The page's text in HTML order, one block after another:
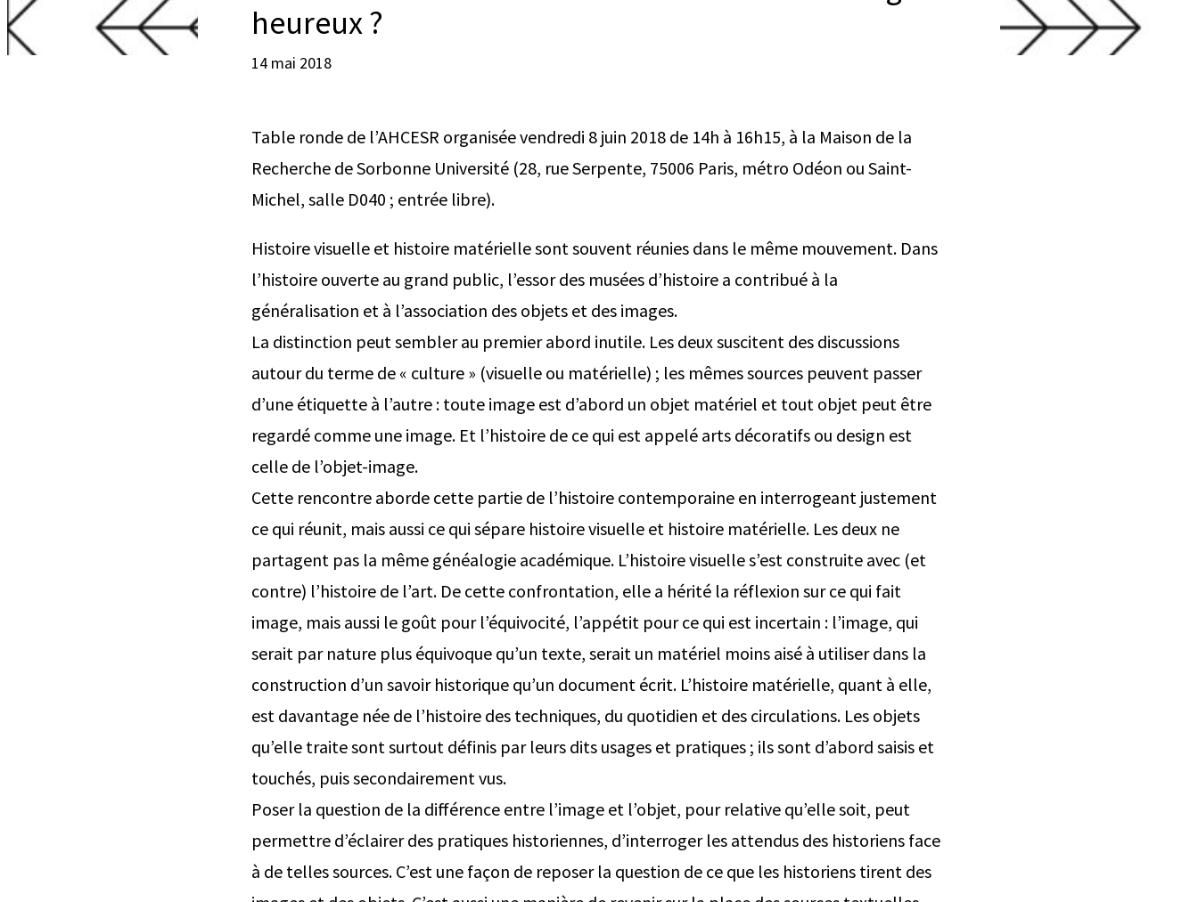
heureux ?
14 mai 2018
Table ronde de l’AHCESR organisée vendredi 8 juin 2018 de 14h à 16h15, à la Maison de la
Recherche de Sorbonne Université (28, rue Serpente, 75006 Paris, métro Odéon ou Saint-
Michel, salle D040 ; entrée libre).
Histoire visuelle et histoire matérielle sont souvent réunies dans le même mouvement. Dans
l’histoire ouverte au grand public, l’essor des musées d’histoire a contribué à la
généralisation et à l’association des objets et des images.
La distinction peut sembler au premier abord inutile. Les deux suscitent des discussions
autour du terme de « culture » (visuelle ou matérielle) ; les mêmes sources peuvent passer
d’une étiquette à l’autre : toute image est d’abord un objet matériel et tout objet peut être
regardé comme une image. Et l’histoire de ce qui est appelé arts décoratifs ou design est
celle de l’objet-image.
Cette rencontre aborde cette partie de l’histoire contemporaine en interrogeant justement
ce qui réunit, mais aussi ce qui sépare histoire visuelle et histoire matérielle. Les deux ne
partagent pas la même généalogie académique. L’histoire visuelle s’est construite avec (et
contre) l’histoire de l’art. De cette confrontation, elle a hérité la réflexion sur ce qui fait
image, mais aussi le goût pour l’équivocité, l’appétit pour ce qui est incertain : l’image, qui
serait par nature plus équivoque qu’un texte, serait un matériel moins aisé à utiliser dans la
construction d’un savoir historique qu’un document écrit. L’histoire matérielle, quant à elle,
est davantage née de l’histoire des techniques, du quotidien et des circulations. Les objets
qu’elle traite sont surtout définis par leurs dits usages et pratiques ; ils sont d’abord saisis et
touchés, puis secondairement vus.
Poser la question de la différence entre l’image et l’objet, pour relative qu’elle soit, peut
permettre d’éclairer des pratiques historiennes, d’interroger les attendus des historiens face
à de telles sources. C’est une façon de reposer la question de ce que les historiens tirent des